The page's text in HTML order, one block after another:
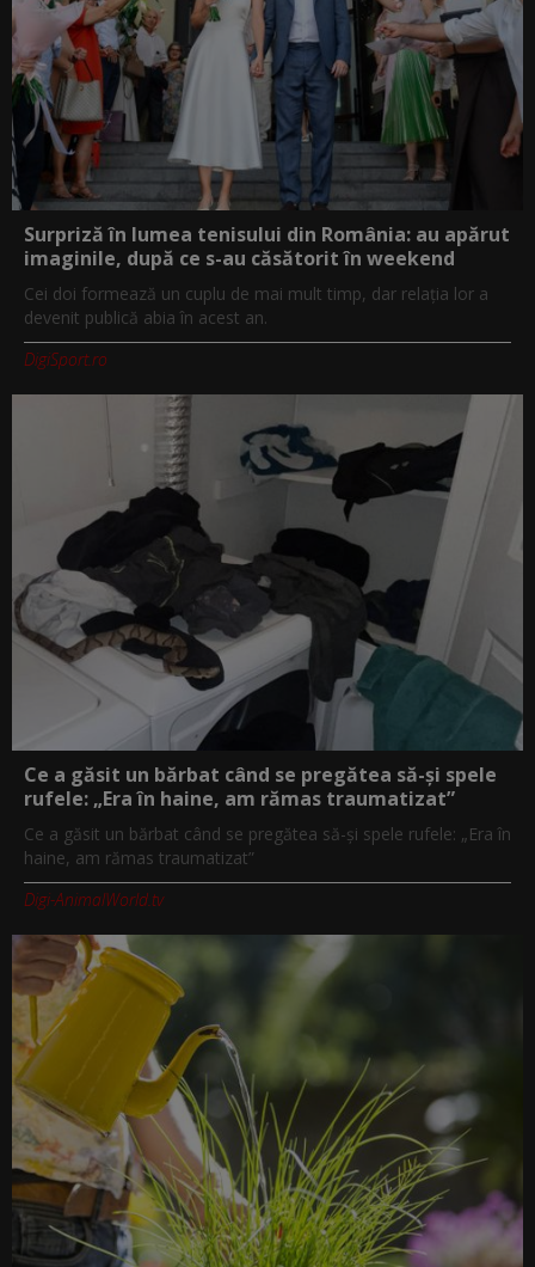
Surpriză în lumea tenisului din România: au apărut
imaginile, după ce s-au căsătorit în weekend
Cei doi formează un cuplu de mai mult timp, dar relația lor a
devenit publică abia în acest an.
DigiSport.ro
Ce a găsit un bărbat când se pregătea să-și spele
rufele: „Era în haine, am rămas traumatizat”
Ce a găsit un bărbat când se pregătea să-și spele rufele: „Era în
haine, am rămas traumatizat”
Digi-AnimalWorld.tv